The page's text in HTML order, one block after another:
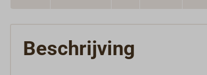
Beschrijving